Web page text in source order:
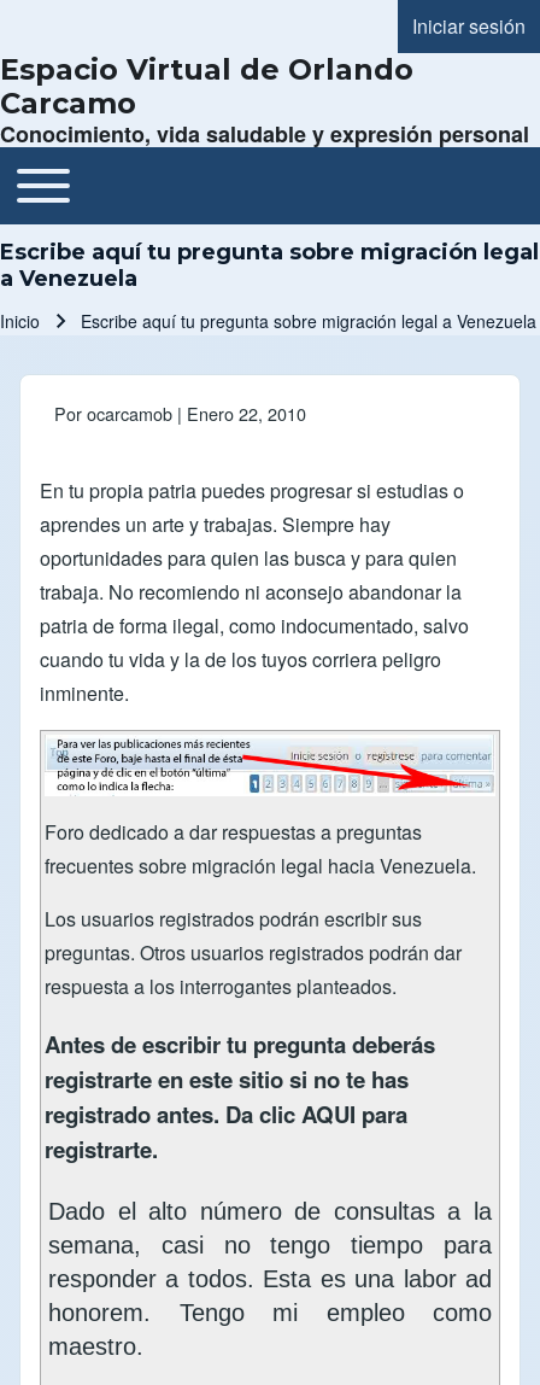
Menú de
Iniciar sesión
Espacio Virtual de Orlando
Carcamo
Conocimiento, vida saludable y expresión personal
Navegación principal
Toggle main menu
Escribe aquí tu pregunta sobre migración legal
a Venezuela
Inicio Escribe aquí tu pregunta sobre migración legal a Venezuela
Porocarcamob | Enero 22, 2010
En tu propia patria puedes progresar si estudias o
aprendes un arte y trabajas. Siempre hay
oportunidades para quien las busca y para quien
trabaja. No recomiendo ni aconsejo abandonar la
patria de forma ilegal, como indocumentado, salvo
cuando tu vida y la de los tuyos corriera peligro
inminente.
Foro dedicado a dar respuestas a preguntas
frecuentes sobre migración legal hacia Venezuela.
Los usuarios registrados podrán escribir sus
preguntas. Otros usuarios registrados podrán dar
respuesta a los interrogantes planteados.
Antes de escribir tu pregunta deberás
registrarte en este sitio si no te has
registrado antes. Da clicAQUI para
registrarte.
Dado el alto número de consultas a la
semana, casi no tengo tiempo para
responder a todos. Esta es una labor ad
honorem. Tengo mi empleo como
maestro.